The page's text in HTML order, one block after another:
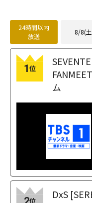
24時間以内
放送
8/8(
1位
ム
位
DxS